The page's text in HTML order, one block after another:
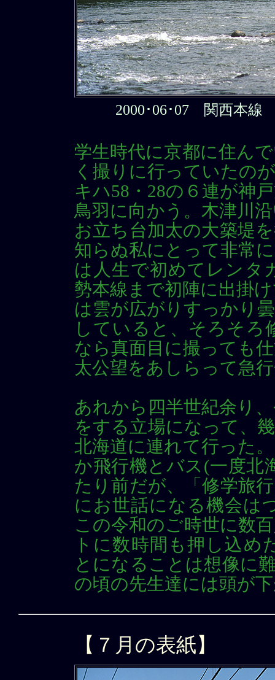
2000･06･07 関西本
学生時代に京都に住ん
く撮りに行っていたの
キハ58・28の６連が神
鳥羽に向かう。木津川
お立ち台加太の大築堤
知らぬ私にとって非常
は人生で初めてレンタ
勢本線まで初陣に出掛
は雲が広がりすっかり
していると、そろそろ
なら真面目に撮っても
太公望をあしらって急
あれから四半世紀余り
をする立場になって、
北海道に連れて行った
か飛行機とバス(一度北
たり前だが、「修学旅
にお世話になる機会は
この令和のご時世に数
トに数時間も押し込め
とになることは想像に
の頃の先生達には頭が
【７月の表紙】